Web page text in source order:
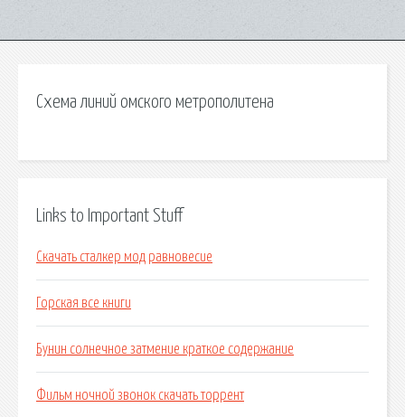
Схема линий омского метрополитена
Links to Important Stuff
Скачать сталкер мод равновесие
Горская все книги
Бунин солнечное затмение краткое содержание
Фильм ночной звонок скачать торрент